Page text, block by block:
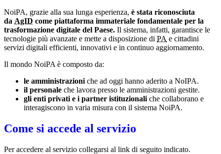
NoiPA, grazie alla sua lunga esperienza, è stata riconosciuta
da AgID come piattaforma immateriale fondamentale per la
trasformazione digitale del Paese. Il sistema, infatti, garantisce le
tecnologie più avanzate e mette a disposizione di PA e cittadini
servizi digitali efficienti, innovativi e in continuo aggiornamento.
Il mondo NoiPA è composto da:
le amministrazioni che ad oggi hanno aderito a NoIPA.
il personale che lavora presso le amministrazioni gestite.
gli enti privati e i partner istituzionali che collaborano e
interagiscono in varia misura con il sistema NoiPA.
Come si accede al servizio
Per accedere al servizio collegarsi al link di seguito indicato.